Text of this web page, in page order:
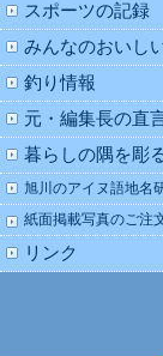
スポーツの記録
みんなのおいし
釣り情報
元・編集長の直
暮らしの隅を彫
旭川のアイヌ語地名
紙面掲載写真のご注
リンク